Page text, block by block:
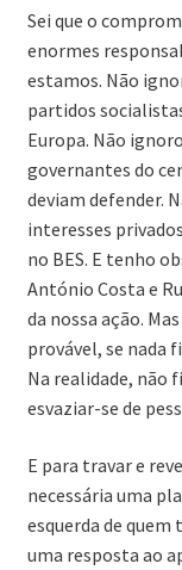
Sei que o
enormes
estamos. Não
partidos
Europa. Não
governantes do
deviam defender.
interesses
no BES. E tenho
António Costa e
da nossa ação.
provável, se nada
Na realidade, não
esvaziar-se de
E para travar e
necessária uma
esquerda de
uma resposta ao